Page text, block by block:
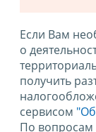
Если Вам
о
получить
сервисом
По вопросам